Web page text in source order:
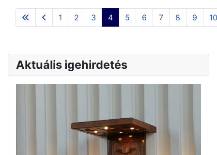
1 2 3 4 5 6 7 8 9 10
Aktuális igehirdetés